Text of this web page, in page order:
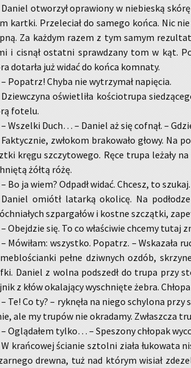
Da­niel otwo­rzył opra­wio­ny w nie­bie­ską
kart­ki. Prze­le­ciał do sa­me­go końca. Nic
Za każ­dym razem z tym samym
i ci­snął ostat­ni spraw­dza­ny tom w kąt.
do­tar­ła już widać do końca kom­na­ty.
– Po­patrz! Chyba nie wy­trzy­mał na­pię­cia.
Dziew­czy­na oświe­tli­ła ko­ścio­tru­pa
fo­te­lu.
– Wszel­ki Duch… – Da­niel aż się cof­nął. –
Fak­tycz­nie, zwło­kom bra­ko­wa­ło głowy. Na
kręgu szczy­to­we­go. Ręce trupa le­ża­ły
żółtą różę.
– Bo ja wiem? Od­padł widać. Chcesz, to szu­kaj.
Da­niel omiótł la­tar­ką oko­li­cę. Na
szpar­ga­łów i kost­ne szcząt­ki,
– Obej­dzie się. To co wła­ści­wie chce­my tutaj
– Mó­wi­łam: wszyst­ko. Po­patrz. – Wska­za­ła
pełne dziw­nych ozdób,
Da­niel z wolna pod­szedł do trupa przy
z kłów oka­la­ją­cy wy­schnię­te żebra.
– Te! Co ty? – ryk­nę­ła na niego schy­lo­na
ale my tru­pów nie okra­da­my. Zwłasz­cza
– Oglą­da­łem tylko… – Spe­szo­ny chło­pak
W krań­co­wej ścia­nie sztol­ni ziała łu­ko­wa­ta
drew­na, tuż nad któ­rym wi­siał